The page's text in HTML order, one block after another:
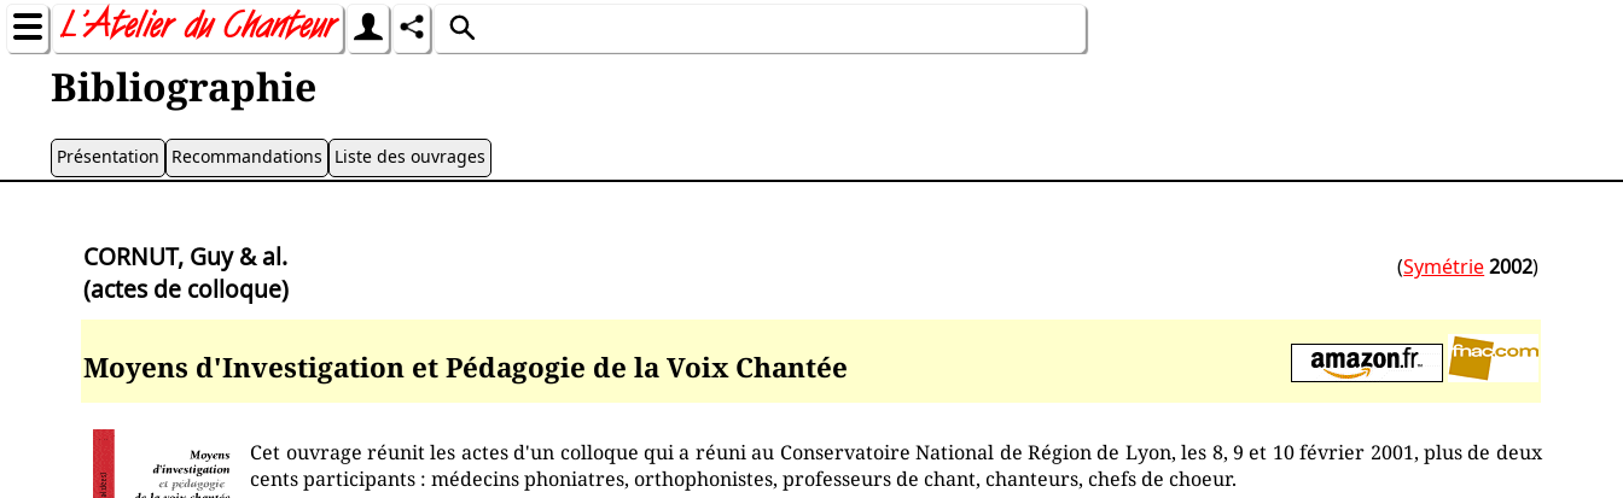
Bibliographie
Présentation Recommandations Liste des ouvrages
CORNUT, Guy & al.
(actes de colloque)
(Symétrie2002)
Moyens d'Investigation et Pédagogie de la Voix Chantée
Cet ouvrage réunit les actes d'un colloque qui a réuni au Conservatoire National de Région de Lyon, les 8, 9 et 10 février 2001, plus de deux
cents participants : médecins phoniatres, orthophonistes, professeurs de chant, chanteurs, chefs de choeur.